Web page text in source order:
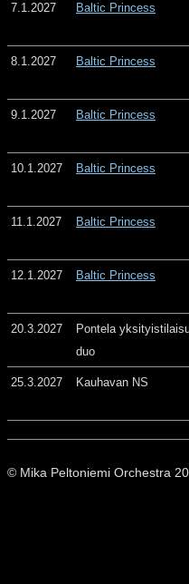
7.1.2027 Baltic Princess
8.1.2027 Baltic Princess
9.1.2027 Baltic Princess
10.1.2027 Baltic Princess
11.1.2027 Baltic Princess
12.1.2027 Baltic Princess
20.3.2027
Pontela
duo
25.3.2027 Kauhavan NS
© Mika Peltoniemi Orchestra